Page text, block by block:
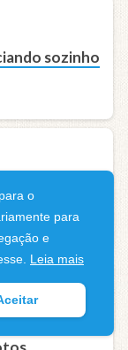
sozinho
não liga – E
Tudo Que
Saber Sobre
o
para
e
Leia mais